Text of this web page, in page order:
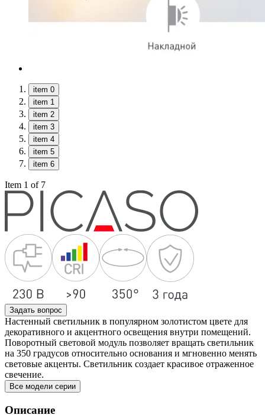
item 0
item 1
item 2
item 3
item 4
item 5
item 6
Item 1 of 7
Задать вопрос
Настенный светильник в популярном золотистом цвете для
декоративного и акцентного освещения внутри помещений.
Поворотный световой модуль позволяет вращать светильник
на 350 градусов относительно основания и мгновенно менять
световые акценты. Светильник создает красивое отраженное
свечение.
Все модели серии
Описание